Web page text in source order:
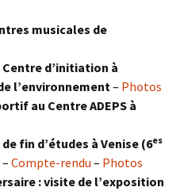
musicales de
d’initiation à
l’environnement – Photos
au Centre ADEPS à
fin d’études à Venise (6es
– Compte-rendu – Photos
: visite de l’exposition